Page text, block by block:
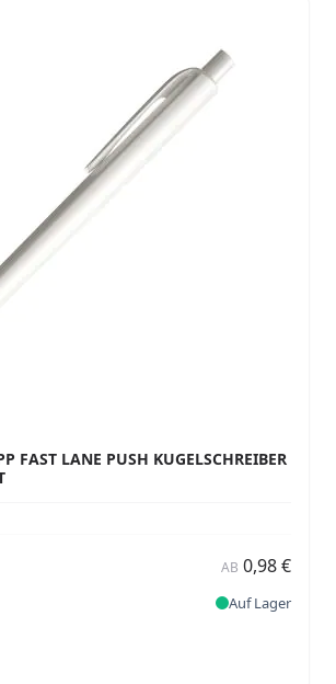
FAST LANE PUSH KUGELSCHREIBER
AB 0,98 €
Auf Lager